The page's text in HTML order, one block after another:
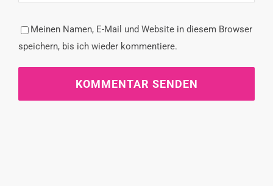
Meinen Namen, E-Mail und Website in diesem Browser
speichern, bis ich wieder kommentiere.